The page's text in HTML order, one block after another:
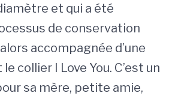
et qui a été
de conservation
accompagnée d’une
collier I Love You. C’est un
sa mère, petite amie,